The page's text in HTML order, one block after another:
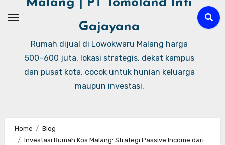
Malang | PT Tomoland Inti
Gajayana
Rumah dijual di Lowokwaru Malang harga
500–600 juta, lokasi strategis, dekat kampus
dan pusat kota, cocok untuk hunian keluarga
maupun investasi.
Home
Blog
Investasi Rumah Kos Malang: Strategi Passive Income dari